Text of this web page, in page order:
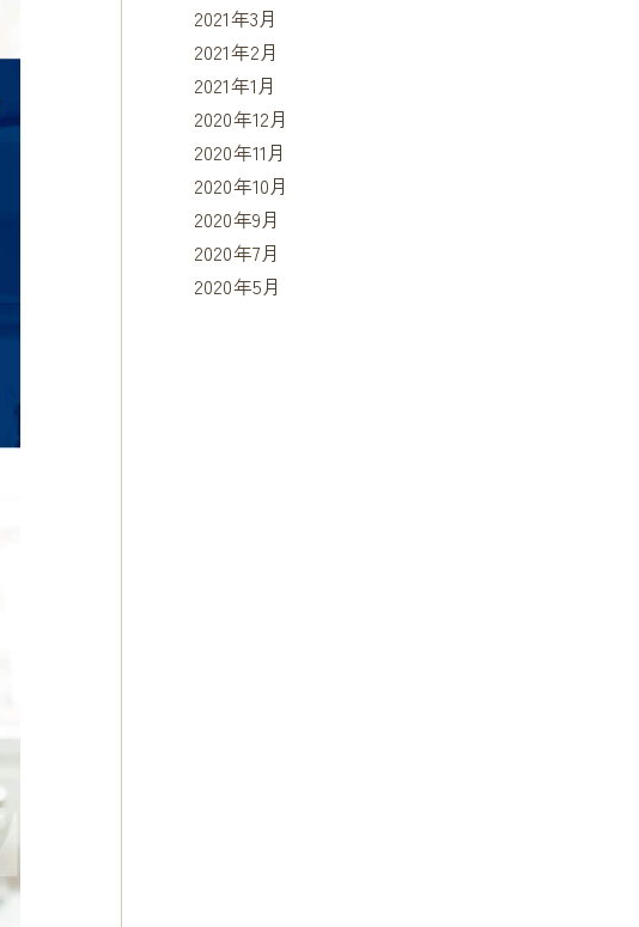
2021年3月
2021年2月
2021年1月
2020年12月
2020年11月
2020年10月
2020年9月
2020年7月
2020年5月